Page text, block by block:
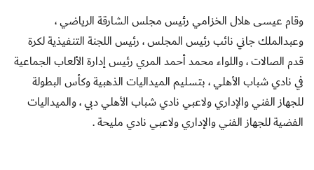
وقام عيسى هلال الخزامي رئيس مجلس الشارقة الرياضي ،
وعبدالملك جاني نائب رئيس المجلس ، رئيس اللجنة التنفيذية لكرة
قدم الصالات ، واللواء محمد أحمد المري رئيس إدارة الألعاب الجماعية
في نادي شباب الأهلي ، بتسليم الميداليات الذهبية وكأس البطولة
للجهاز الفني والإداري ولاعبي نادي شباب الأهلي دبي ، والميداليات
الفضية للجهاز الفني والإداري ولاعبي نادي مليحة .